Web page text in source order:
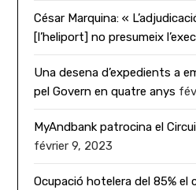
César Marquina: «
[l’heliport] no presumeix
Una desena d’expedients a
pel Govern en quatre anys
MyAndbank patrocina el
février 9, 2023
Ocupació hotelera del 85% el